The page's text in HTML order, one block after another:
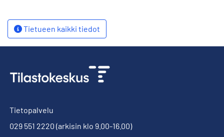
Tietueen kaikki tiedot
Tietopalvelu
029 551 2220 (arkisin klo 9.00-16.00)